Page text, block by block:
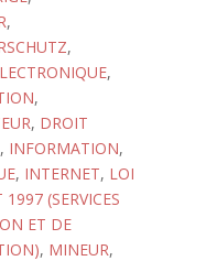
,
,
,
,
, DROIT
, INFORMATION,
, INTERNET, LOI
(SERVICES
ET DE
, MINEUR,